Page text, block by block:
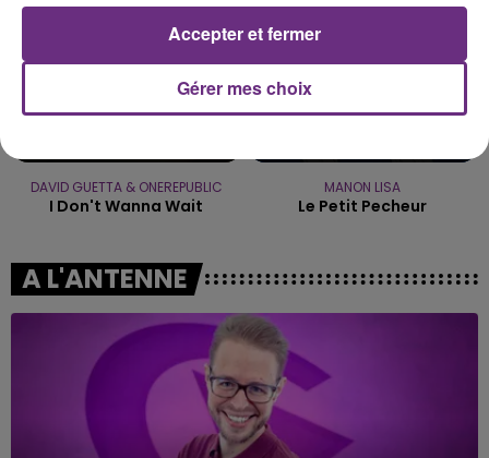
DAVID GUETTA & ONEREPUBLIC
I Don't Wanna Wait
MANON LISA
Le Petit Pecheur
A L'ANTENNE
Gérer mes choix
Accepter et fermer